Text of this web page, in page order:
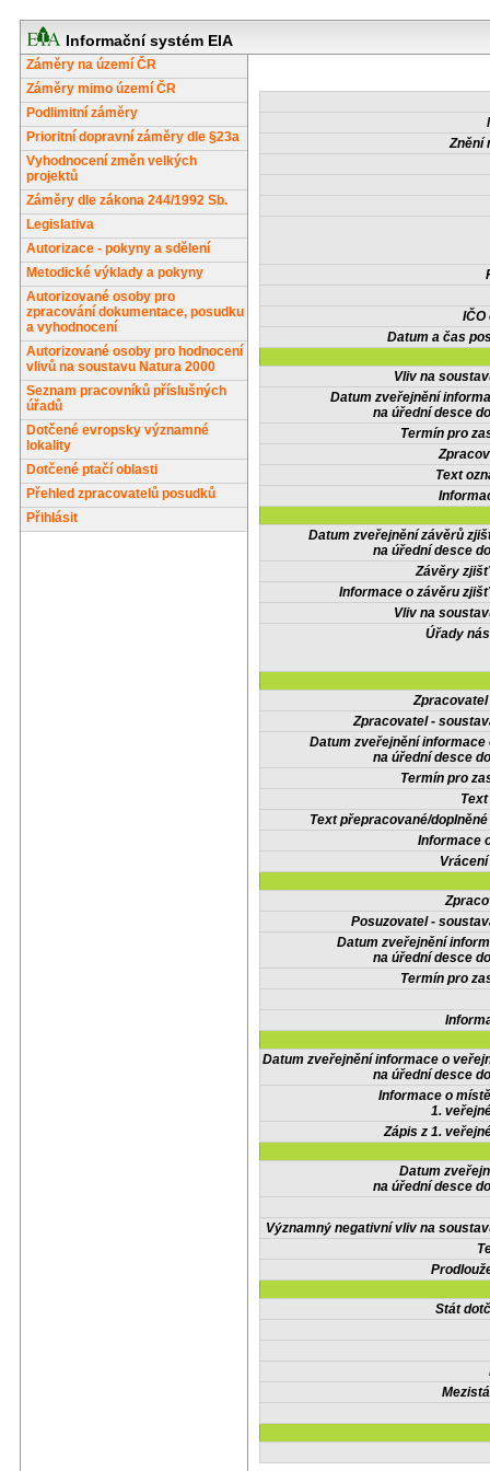
Informační systém EIA
Záměry na území ČR
Záměry mimo území ČR
Podlimitní záměry
Prioritní dopravní záměry dle §23a
Vyhodnocení změn velkých
projektů
Záměry dle zákona 244/1992 Sb.
Legislativa
Autorizace - pokyny a sdělení
Metodické výklady a pokyny
Autorizované osoby pro
zpracování dokumentace, posudku
a vyhodnocení
Autorizované osoby pro hodnocení
vlivů na soustavu Natura 2000
Seznam pracovníků příslušných
úřadů
Dotčené evropsky významné
lokality
Dotčené ptačí oblasti
Přehled zpracovatelů posudků
Přihlásit
Znění
IČO
Datum a čas
Vliv na
Datum zveřejnění
na úřední desce
Termín pro
Text
Datum zveřejnění závěrů
na úřední desce
Závěry
Informace o závěru
Vliv na
Úřady
Zpracovatel -
Datum zveřejnění informace
na úřední desce
Termín pro
Text přepracované/
Informace
Posuzovatel -
Datum zveřejnění
na úřední desce
Termín pro
Datum zveřejnění informace o
na úřední desce
Informace o
1.
Zápis z 1.
Datum
na úřední desce
Významný negativní vliv na
Stát